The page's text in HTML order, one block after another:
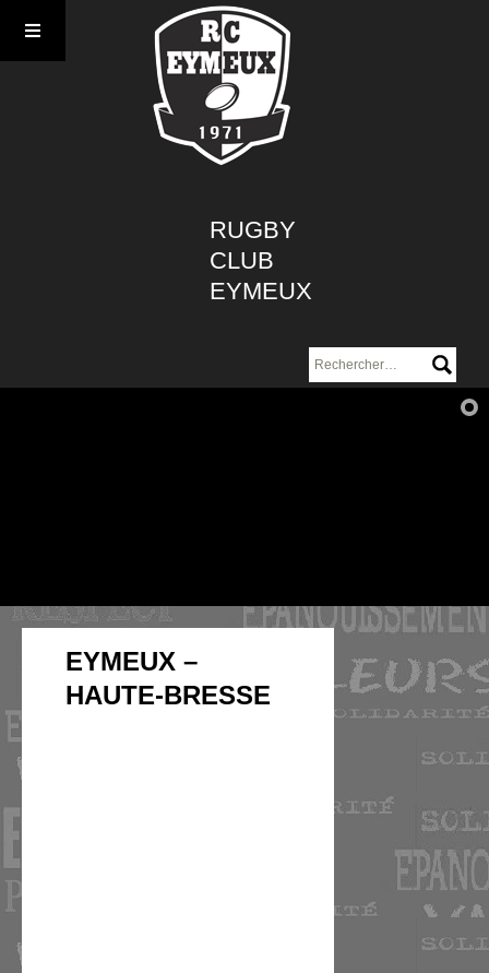
RUGBY
CLUB
EYMEUX
Rechercher :
contenu
EYMEUX –
HAUTE-BRESSE